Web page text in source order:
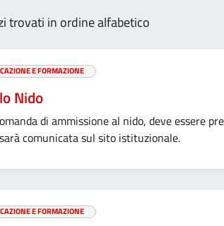
trovati in ordine alfabetico
E FORMAZIONE
Nido
di ammissione al nido, deve essere
comunicata sul sito istituzionale.
E FORMAZIONE